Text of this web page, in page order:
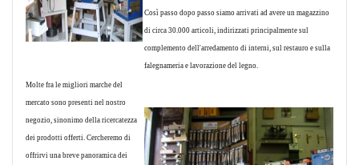
Così passo dopo passo siamo arrivati ad avere un magazzino
di circa 30.000 articoli, indirizzati principalmente sul
complemento dell'arredamento di interni, sul restauro e sulla
falegnameria e lavorazione del legno.
Molte fra le migliori marche del
mercato sono presenti nel nostro
negozio, sinonimo della ricercatezza
dei prodotti offerti. Cercheremo di
offrirvi una breve panoramica dei